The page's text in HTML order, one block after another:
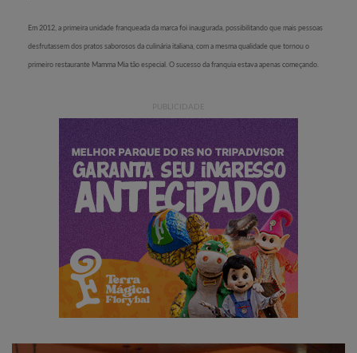
Em 2012, a primeira unidade franqueada da marca foi inaugurada, possibilitando que mais pessoas
desfrutassem dos pratos saborosos da culinária italiana, com a mesma qualidade que tornou o
primeiro restaurante Mamma Mia tão especial. O sucesso da franquia estava apenas começando.
PUBLICIDADE